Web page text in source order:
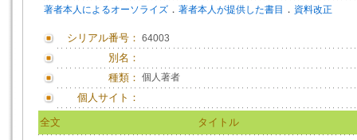
著者本人によるオーソライズ ． 著者本人が提供した書目 ． 資料改正
シリアル番号： 64003
別名：
種類： 個人著者
個人サイト：
全文 タイトル